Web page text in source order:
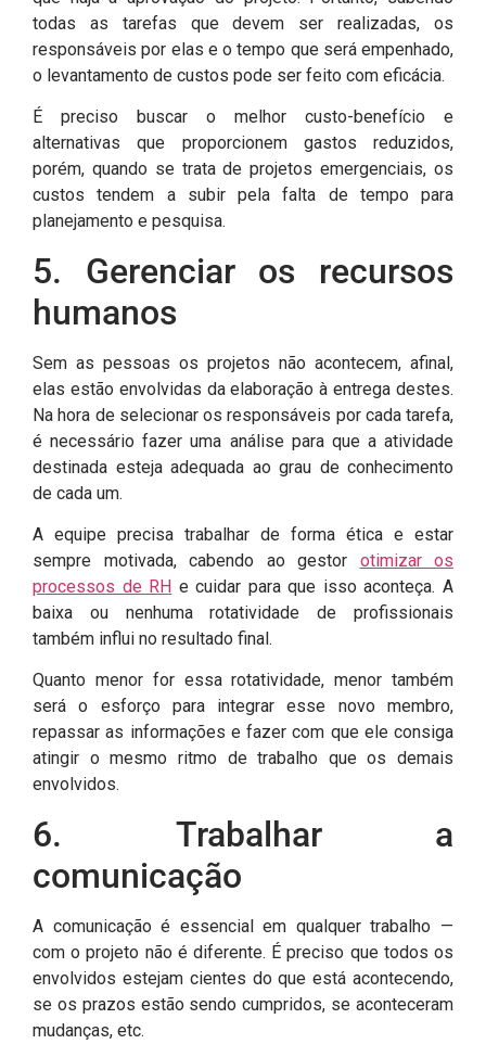
todas as tarefas que devem ser realizadas, os
responsáveis por elas e o tempo que será empenhado,
o levantamento de custos pode ser feito com eficácia.
É preciso buscar o melhor custo-benefício e
alternativas que proporcionem gastos reduzidos,
porém, quando se trata de projetos emergenciais, os
custos tendem a subir pela falta de tempo para
planejamento e pesquisa.
5. Gerenciar os recursos
humanos
Sem as pessoas os projetos não acontecem, afinal,
elas estão envolvidas da elaboração à entrega destes.
Na hora de selecionar os responsáveis por cada tarefa,
é necessário fazer uma análise para que a atividade
destinada esteja adequada ao grau de conhecimento
de cada um.
A equipe precisa trabalhar de forma ética e estar
sempre motivada, cabendo ao gestor otimizar os
processos de RH e cuidar para que isso aconteça. A
baixa ou nenhuma rotatividade de profissionais
também influi no resultado final.
Quanto menor for essa rotatividade, menor também
será o esforço para integrar esse novo membro,
repassar as informações e fazer com que ele consiga
atingir o mesmo ritmo de trabalho que os demais
envolvidos.
6. Trabalhar a
comunicação
A comunicação é essencial em qualquer trabalho —
com o projeto não é diferente. É preciso que todos os
envolvidos estejam cientes do que está acontecendo,
se os prazos estão sendo cumpridos, se aconteceram
mudanças, etc.